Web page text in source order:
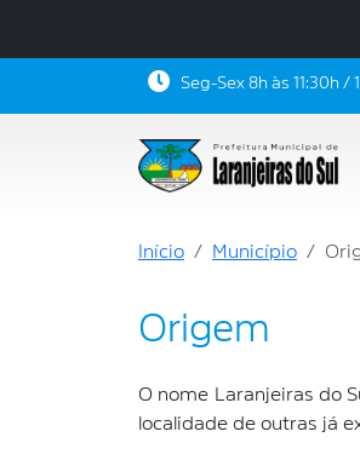
Seg-Sex 8h às 11:30h /
Início Município
Origem
O nome Laranjeiras do
localidade de outras já